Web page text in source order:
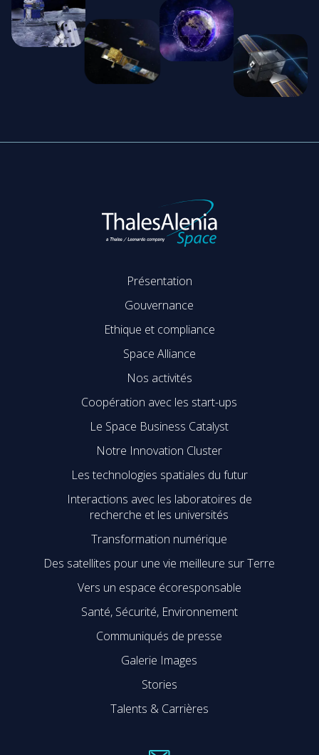
Présentation
Gouvernance
Ethique et compliance
Space Alliance
Nos activités
Coopération avec les start-ups
Le Space Business Catalyst
Notre Innovation Cluster
Les technologies spatiales du futur
Interactions avec les laboratoires de
recherche et les universités
Transformation numérique
Des satellites pour une vie meilleure sur Terre
Vers un espace écoresponsable
Santé, Sécurité, Environnement
Communiqués de presse
Galerie Images
Stories
Talents & Carrières